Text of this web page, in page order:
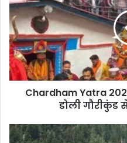
Chardham Yatra
डोली गौरीकुंड